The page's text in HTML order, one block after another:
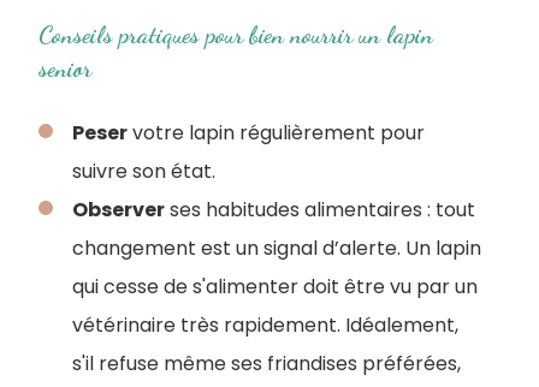
Conseils pratiques pour bien nourrir un lapin
senior
Peservotre lapin régulièrement pour
suivre son état.
Observerses habitudes alimentaires : tout
changement est un signal d’alerte. Un lapin
qui cesse de s'alimenter doit être vu par un
vétérinaire très rapidement. Idéalement,
s'il refuse même ses friandises préférées,